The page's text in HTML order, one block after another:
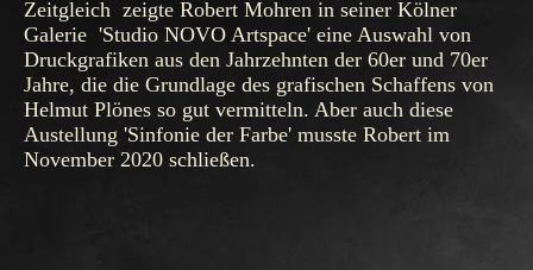
Zeitgleich zeigte Robert Mohren in seiner Kölner
Galerie 'Studio NOVO Artspace' eine Auswahl von
Druckgrafiken aus den Jahrzehnten der 60er und 70er
Jahre, die die Grundlage des grafischen Schaffens von
Helmut Plönes so gut vermitteln. Aber auch diese
Austellung 'Sinfonie der Farbe' musste Robert im
November 2020 schließen.